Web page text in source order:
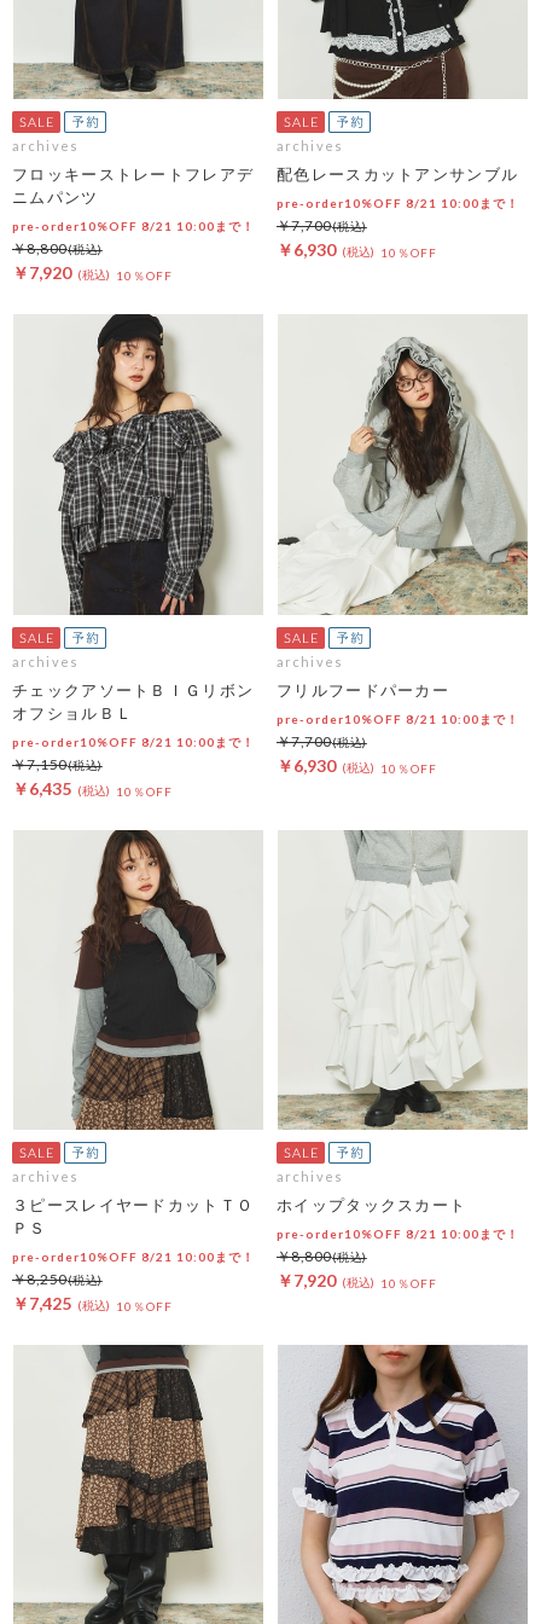
archives
フロッキーストレートフレアデ
ニムパンツ
pre-order10%OFF 8/21 10:00まで！
￥7,920 10％OFF
￥8,800
archives
配色レースカットアンサンブル
pre-order10%OFF 8/21 10:00まで！
￥6,930 10％OFF
￥7,700
archives
チェックアソートＢＩＧリボン
オフショルＢＬ
pre-order10%OFF 8/21 10:00まで！
￥6,435 10％OFF
￥7,150
archives
フリルフードパーカー
pre-order10%OFF 8/21 10:00まで！
￥6,930 10％OFF
￥7,700
archives
３ピースレイヤードカットＴＯ
ＰＳ
pre-order10%OFF 8/21 10:00まで！
￥7,425 10％OFF
￥8,250
archives
ホイップタックスカート
pre-order10%OFF 8/21 10:00まで！
￥7,920 10％OFF
￥8,800